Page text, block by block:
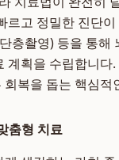
르고 정밀한 진단
층촬영) 등을 통
계획을 수립합니
복을 돕는 핵심적
춤형 치료